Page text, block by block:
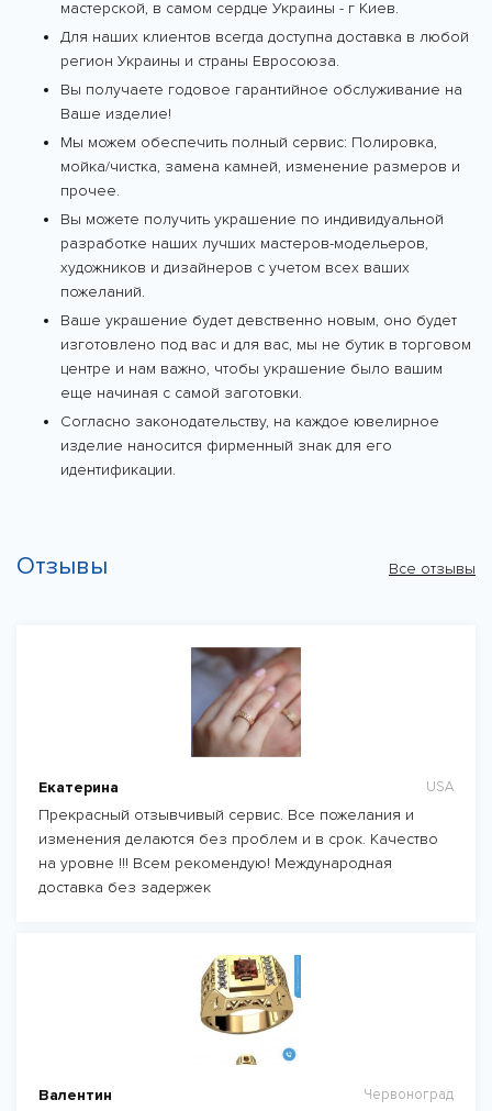
мастерской, в самом сердце Украины - г Киев.
Для наших клиентов всегда доступна доставка в любой
регион Украины и страны Евросоюза.
Вы получаете годовое гарантийное обслуживание на
Ваше изделие!
Мы можем обеспечить полный сервис: Полировка,
мойка/чистка, замена камней, изменение размеров и
прочее.
Вы можете получить украшение по индивидуальной
разработке наших лучших мастеров-модельеров,
художников и дизайнеров с учетом всех ваших
пожеланий.
Ваше украшение будет девственно новым, оно будет
изготовлено под вас и для вас, мы не бутик в торговом
центре и нам важно, чтобы украшение было вашим
еще начиная с самой заготовки.
Согласно законодательству, на каждое ювелирное
изделие наносится фирменный знак для его
идентификации.
Отзывы Все отзывы
Екатерина USA
Прекрасный отзывчивый сервис. Все пожелания и
изменения делаются без проблем и в срок. Качество
на уровне !!! Всем рекомендую! Международная
доставка без задержек
Валентин Червоноград